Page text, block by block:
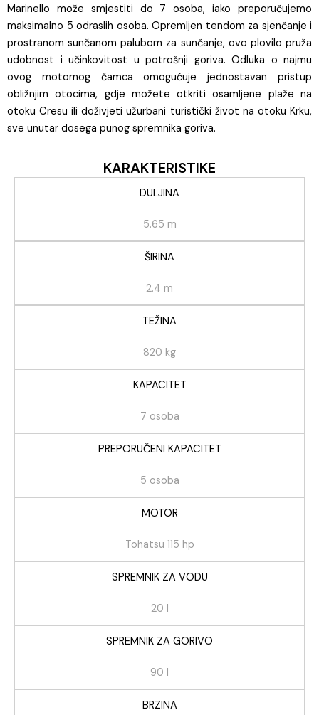
Marinello može smjestiti do 7 osoba, iako preporučujemo
maksimalno 5 odraslih osoba. Opremljen tendom za sjenčanje i
prostranom sunčanom palubom za sunčanje, ovo plovilo pruža
udobnost i učinkovitost u potrošnji goriva. Odluka o najmu
ovog motornog čamca omogućuje jednostavan pristup
obližnjim otocima, gdje možete otkriti osamljene plaže na
otoku Cresu ili doživjeti užurbani turistički život na otoku Krku,
sve unutar dosega punog spremnika goriva.
KARAKTERISTIKE
DULJINA
5.65 m
ŠIRINA
2.4 m
TEŽINA
820 kg
KAPACITET
7 osoba
PREPORUČENI KAPACITET
5 osoba
MOTOR
Tohatsu 115 hp
SPREMNIK ZA VODU
20 l
SPREMNIK ZA GORIVO
90 l
BRZINA